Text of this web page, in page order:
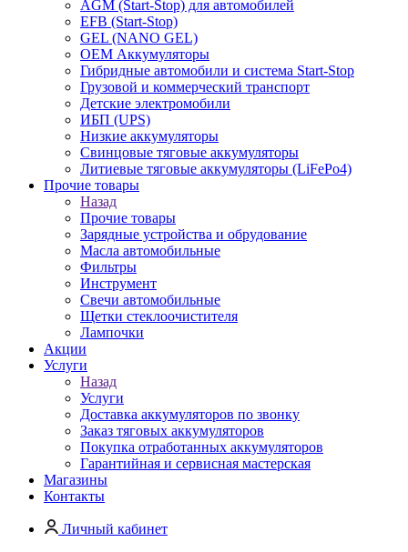
AGM (Start-Stop) для автомобилей
EFB (Start-Stop)
GEL (NANO GEL)
OEM Аккумуляторы
Гибридные автомобили и система Start-Stop
Грузовой и коммерческий транспорт
Детские электромобили
ИБП (UPS)
Низкие аккумуляторы
Свинцовые тяговые аккумуляторы
Литиевые тяговые аккумуляторы (LiFePo4)
Прочие товары
Назад
Прочие товары
Зарядные устройства и обрудование
Масла автомобильные
Фильтры
Инструмент
Свечи автомобильные
Щетки стеклоочистителя
Лампочки
Акции
Услуги
Назад
Услуги
Доставка аккумуляторов по звонку
Заказ тяговых аккумуляторов
Покупка отработанных аккумуляторов
Гарантийная и сервисная мастерская
Магазины
Контакты
Личный кабинет